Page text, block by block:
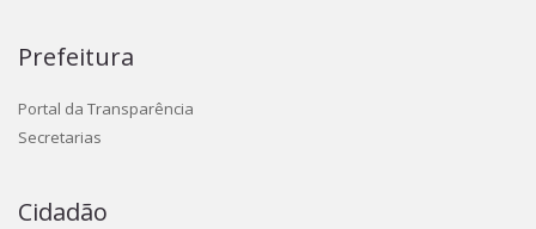
Prefeitura
Portal da Transparência
Secretarias
Cidadão